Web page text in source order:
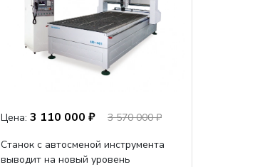
Цена: 3 110 000 ₽
3 570 000 ₽
Станок с автосменой инструмента
выводит на новый уровень